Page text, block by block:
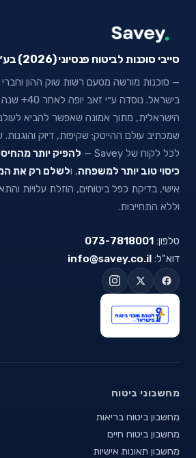
סייבי סוכנות לביטוח פנסיוני (2026) בע״מ
— סוכנות מורשה מטעם רשות שוק ההון
בישראל. נוסדה
הישראלית, מתוך אמונה שאפשר להביא
שמכתיב עולם ההייטק: שקיפות, דיוק
לכל לקוח של Savey —
להפיק יותר
כיסוי טוב יותר למשפחה, ולשלם רק את
אישי, בדיקת כפל ביטוחים, הוזלת עלויות
וללא התחייבות.
טלפון: 073-7818001
דוא"ל: info@savey.co.il
מחשבוני ביטוח
מחשבון ביטוח בריאות
מחשבון ביטוח חיים
מחשבון תאונות אישיות